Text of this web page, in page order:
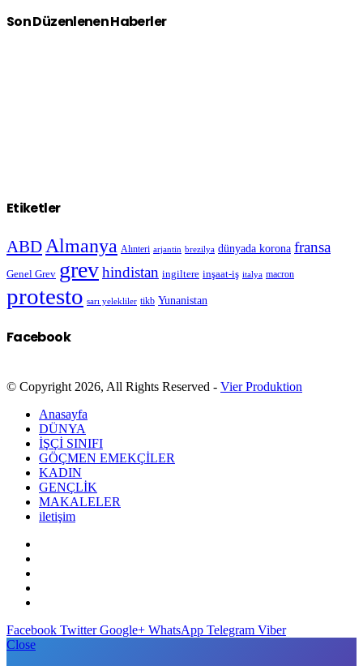
Son Düzenlenen Haberler
Etiketler
ABD Almanya Alınteri arjantin brezilya dünyada korona fransa
Genel Grev grevhindistan ingiltere inşaat-iş italya macron
protesto sarı yelekliler tikb Yunanistan
Facebook
© Copyright 2026, All Rights Reserved - Vier Produktion
Anasayfa
DÜNYA
İŞÇİ SINIFI
GÖÇMEN EMEKÇİLER
KADIN
GENÇLİK
MAKALELER
iletişim
Facebook Twitter Google+ WhatsApp Telegram Viber
Close